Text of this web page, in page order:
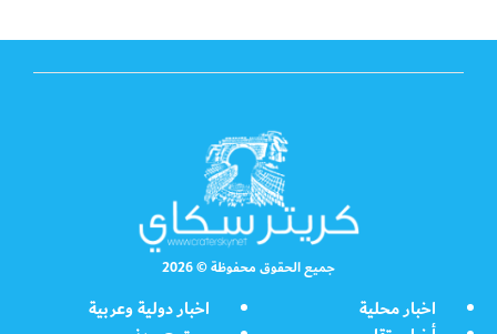
جميع الحقوق محفوظة © 2026
اخبار محلية
اخبار دولية وعربية